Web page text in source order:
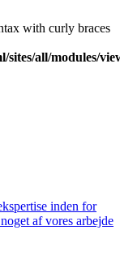
with curly braces
all/modules/
inden for
af vores arbejde